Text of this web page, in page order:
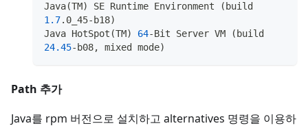
Java(TM) SE Runtime Environment (
1.7.0_45-b18)
Java HotSpot (TM) 64-Bit Server VM (
24.45-b08, mixed mode)
Path 추가
Java를 rpm 버전으로 설치하고 alternatives 명령을 이용하